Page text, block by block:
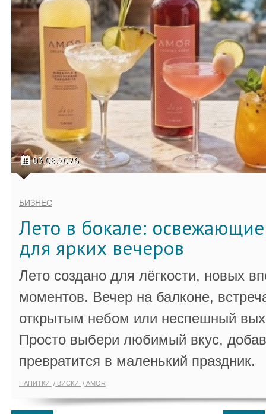
03.08.2026
БИЗНЕС
Лето в бокале:
для ярких вечеров
Лето создано для лёгкости, новых
моментов. Вечер на балконе,
открытым небом или неспешный
Просто выбери любимый вкус,
превратится в маленький праздник.
НАПИТКИ ВИСКИ AMOR